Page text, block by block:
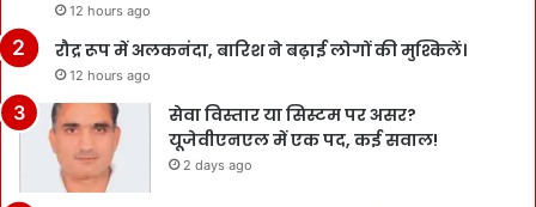
12 hours ago
रौद्र रूप में अलकनंदा, बारिश ने बढ़ाई लोगों की मुश्किलें।
12 hours ago
सेवा विस्तार या सिस्टम पर असर?
यूजेवीएनएल में एक पद, कई सवाल!
2 days ago